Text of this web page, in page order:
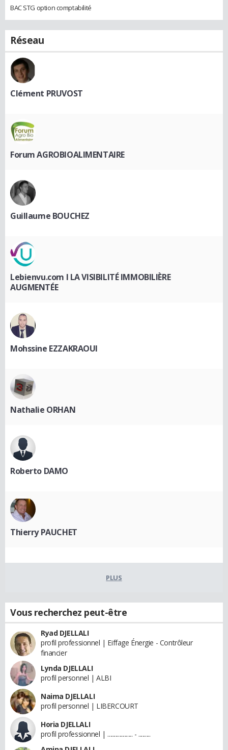
BAC STG option comptabilité
Réseau
Clément PRUVOST
Forum AGROBIOALIMENTAIRE
Guillaume BOUCHEZ
Lebienvu.com I LA VISIBILITÉ IMMOBILIÈRE
AUGMENTÉE
Mohssine EZZAKRAOUI
Nathalie ORHAN
Roberto DAMO
Thierry PAUCHET
PLUS
Vous recherchez peut-être
Ryad DJELLALI
profil professionnel | Eiffage Énergie - Contrôleur
financier
Lynda DJELLALI
profil personnel | ALBI
Naima DJELLALI
profil personnel | LIBERCOURT
Horia DJELLALI
profil professionnel | ................... - .........